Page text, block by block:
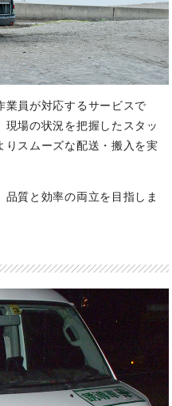
業員が対応するサービスで
場の状況を把握したスタッ
りスムーズな配送・搬入を実
質と効率の両立を目指しま